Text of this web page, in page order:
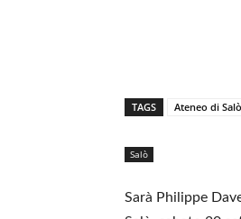
TAGS Ateneo di Salò
Salò
Sarà Philippe